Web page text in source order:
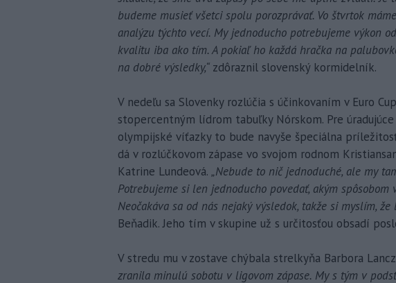
budeme musieť všetci spolu porozprávať. Vo štvrtok
analýzu týchto vecí. My jednoducho potrebujeme výkon
kvalitu iba ako tím. A pokiaľ ho každá hračka na
na dobré výsledky,“ zdôraznil slovenský kormidelník.
V nedeľu sa Slovenky rozlúčia s účinkovaním v Euro
stopercentným lídrom tabuľky Nórskom. Pre
olympijské víťazky to bude navyše špeciálna
dá v rozlúčkovom zápase vo svojom rodnom
Katrine Lundeová. „Nebude to nič jednoduché, ale my
Potrebujeme si len jednoducho povedať, akým
Neočakáva sa od nás nejaký výsledok, takže si myslím,
Beňadik. Jeho tím v skupine už s určitosťou obsadí
V stredu mu v zostave chýbala strelkyňa Barbora
zranila minulú sobotu v ligovom zápase. My s tým v